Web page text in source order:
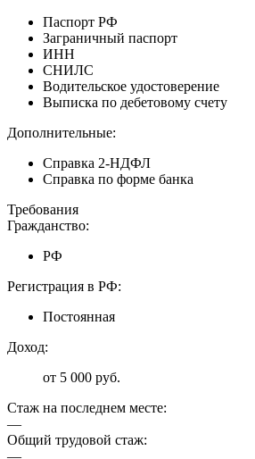
Паспорт РФ
Заграничный паспорт
ИНН
СНИЛС
Водительское удостоверение
Выписка по дебетовому счету
Дополнительные:
Справка 2-НДФЛ
Справка по форме банка
Требования
Гражданство:
РФ
Регистрация в РФ:
Постоянная
Доход:
от 5 000 руб.
Стаж на последнем месте:
—
Общий трудовой стаж:
—